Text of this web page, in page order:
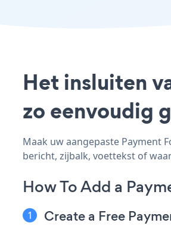
Het insluiten
zo eenvoudig
Maak uw aangepaste Payment
bericht, zijbalk, voettekst of
How To Add a
Create a Free